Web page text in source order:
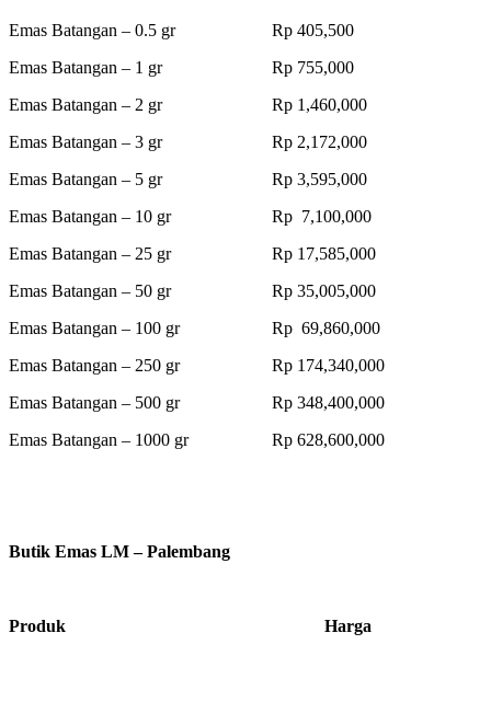
Emas Batangan – 0.5 gr Rp 405,500
Emas Batangan – 1 gr Rp 755,000
Emas Batangan – 2 gr Rp 1,460,000
Emas Batangan – 3 gr Rp 2,172,000
Emas Batangan – 5 gr Rp 3,595,000
Emas Batangan – 10 gr Rp 7,100,000
Emas Batangan – 25 gr Rp 17,585,000
Emas Batangan – 50 gr Rp 35,005,000
Emas Batangan – 100 gr Rp 69,860,000
Emas Batangan – 250 gr Rp 174,340,000
Emas Batangan – 500 gr Rp 348,400,000
Emas Batangan – 1000 gr Rp 628,600,000
Butik Emas LM – Palembang
Produk Harga